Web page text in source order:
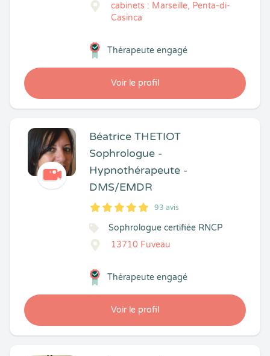
cabinets : Marseille, Penta-di-
Casinca
Voir le profil
Thérapeute engagé
Béatrice THETIOT
Sophrologue -
Hypnothérapeute -
DMS/EMDR
5
1
5
93 93 avis
Sophrologue certifiée RNCP
13710 Fuveau
Voir le profil
Thérapeute engagé